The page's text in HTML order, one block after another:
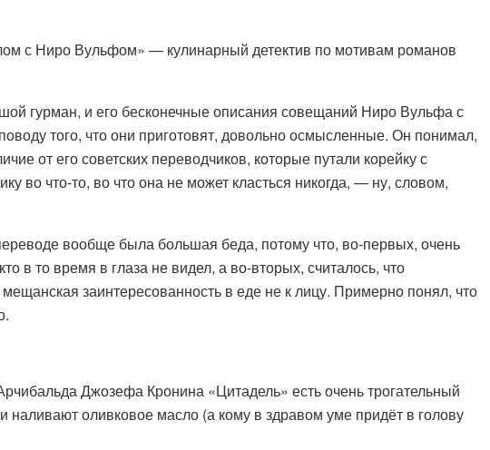
с Ниро Вульфом» — кулинарный детектив по мотивам романов
гурман, и его бесконечные описания совещаний Ниро Вульфа с
того, что они приготовят, довольно осмысленные. Он понимал,
от его советских переводчиков, которые путали корейку с
во что-то, во что она не может класться никогда, — ну, словом,
вообще была большая беда, потому что, во-первых, очень
в то время в глаза не видел, а во-вторых, считалось, что
мещанская заинтересованность в еде не к лицу. Примерно понял, что
Джозефа Кронина «Цитадель» есть очень трогательный
наливают оливковое масло (а кому в здравом уме придёт в голову